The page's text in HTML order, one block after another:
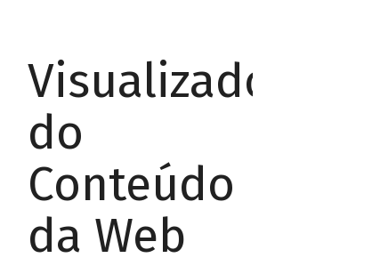
Visualizador
do
Conteúdo
da Web